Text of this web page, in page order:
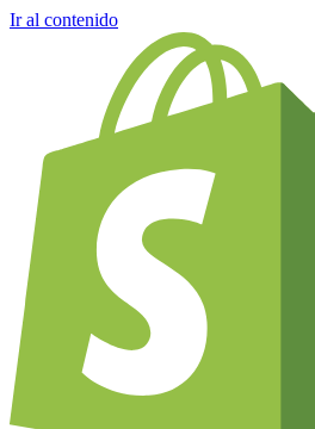
Ir al contenido